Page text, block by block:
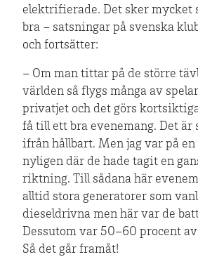
elektrifierade. Det sker mycket
bra – satsningar på svenska
och fortsätter:
– Om man tittar på de större
världen så flygs många av
privatjet och det görs
få till ett bra evenemang. Det är
ifrån hållbart. Men jag var på
nyligen där de hade tagit en
riktning. Till sådana här
alltid stora generatorer som
dieseldrivna men här var de
Dessutom var 50–60 procent
Så det går framåt!